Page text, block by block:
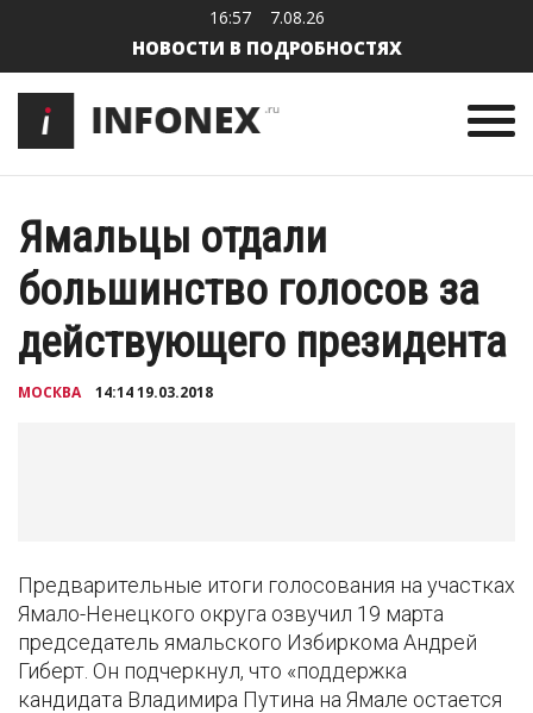
16:57 7.08.26
НОВОСТИ В ПОДРОБНОСТЯХ
Ямальцы отдали
большинство голосов за
действующего президента
МОСКВА 14:14 19.03.2018
Предварительные итоги голосования на участках
Ямало-Ненецкого округа озвучил 19 марта
председатель ямальского Избиркома Андрей
Гиберт. Он подчеркнул, что «поддержка
кандидата Владимира Путина на Ямале остается